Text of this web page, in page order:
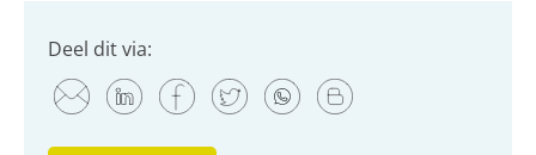
Deel dit via: